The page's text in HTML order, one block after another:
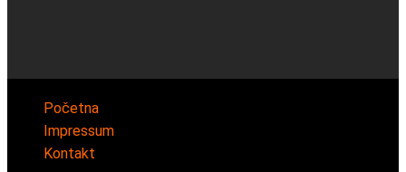
Početna
Impressum
Kontakt